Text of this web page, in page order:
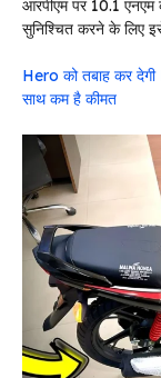
आरपीएम पर 10.1 एनएम
सुनिश्चित करने के लिए
Hero को तबाह कर
साथ कम है कीमत